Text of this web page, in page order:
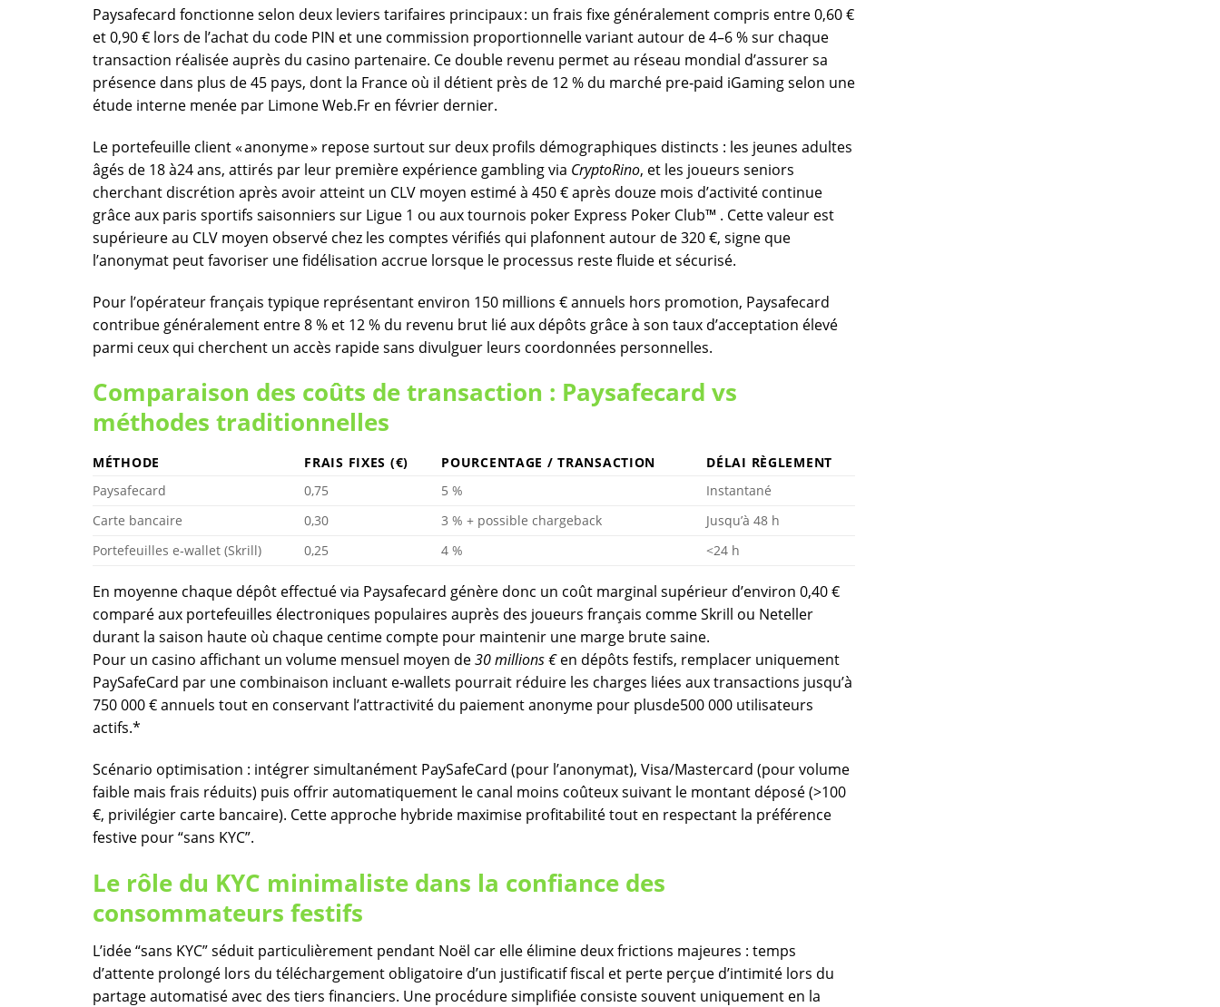
Paysafecard fonctionne selon deux leviers tarifaires principaux : un frais fixe généralement compris entre 0,60 €
et 0,90 € lors de l’achat du code PIN et une commission proportionnelle variant autour de 4–6 % sur chaque
transaction réalisée auprès du casino partenaire. Ce double revenu permet au réseau mondial d’assurer sa
présence dans plus de 45 pays, dont la France où il détient près de 12 % du marché pre‑paid iGaming selon une
étude interne menée par Limone Web.Fr en février dernier.
Le portefeuille client « anonyme » repose surtout sur deux profils démographiques distincts : les jeunes adultes
âgés de 18 à24 ans, attirés par leur première expérience gambling via CryptoRino, et les joueurs seniors
cherchant discrétion après avoir atteint un CLV moyen estimé à 450 € après douze mois d’activité continue
grâce aux paris sportifs saisonniers sur Ligue 1 ou aux tournois poker Express Poker Club™︎ . Cette valeur est
supérieure au CLV moyen observé chez les comptes vérifiés qui plafonnent autour de 320 €, signe que
l’anonymat peut favoriser une fidélisation accrue lorsque le processus reste fluide et sécurisé​.
Pour l’opérateur français typique représentant environ 150 millions € annuels hors promotion, Paysafecard
contribue généralement entre 8 % et 12 % du revenu brut lié aux dépôts grâce à son taux d’acceptation élevé
parmi ceux qui cherchent un accès rapide sans divulguer leurs coordonnées personnelles.
Comparaison des coûts de transaction : Paysafecard vs
méthodes traditionnelles
MÉTHODE FRAIS FIXES (€) POURCENTAGE / TRANSACTION
DÉLAI RÈGLEMENT
Paysafecard
0,75 5 %
Instantané
Carte bancaire
0,30 3 % + possible chargeback
Jusqu’à 48 h
Portefeuilles e‑wallet (Skrill)
0,25 4 % <24 h
En moyenne chaque dépôt effectué via Paysafecard génère donc un coût marginal supérieur d’environ 0,40 €
comparé aux portefeuilles électroniques populaires auprès des joueurs français comme Skrill ou Neteller
durant la saison haute où chaque centime compte pour maintenir une marge brute saine.​
Pour un casino affichant un volume mensuel moyen de30 millions €en dépôts festifs, remplacer uniquement
PaySafeCard par une combinaison incluant e‑wallets pourrait réduire les charges liées aux transactions jusqu’à
750 000 € annuels tout en conservant l’attractivité du paiement anonyme pour plusde​500 000 utilisateurs
actifs.*
Scénario optimisation : intégrer simultanément PaySafeCard (pour l’anonymat), Visa/Mastercard (pour volume
faible mais frais réduits) puis offrir automatiquement le canal moins coûteux suivant le montant déposé (>100
€, privilégier carte bancaire). Cette approche hybride maximise profitabilité tout en respectant la préférence
festive pour “sans KYC”.
Le rôle du KYC minimaliste dans la confiance des
consommateurs festifs
L’idée “sans KYC” séduit particulièrement pendant Noël car elle élimine deux frictions majeures : temps
d’attente prolongé lors du téléchargement obligatoire d’un justificatif fiscal et perte perçue d’intimité lors du
partage automatisé avec des tiers financiers.​ Une procédure simplifiée consiste souvent uniquement en la